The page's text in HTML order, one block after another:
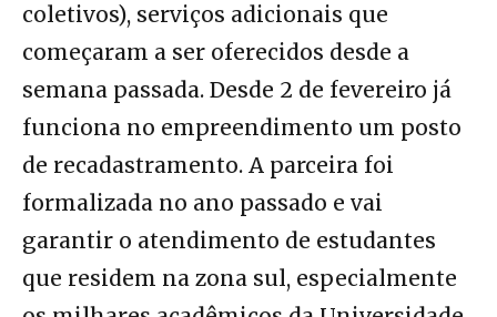
coletivos), serviços adicionais que
começaram a ser oferecidos desde a
semana passada. Desde 2 de fevereiro já
funciona no empreendimento um posto
de recadastramento. A parceira foi
formalizada no ano passado e vai
garantir o atendimento de estudantes
que residem na zona sul, especialmente